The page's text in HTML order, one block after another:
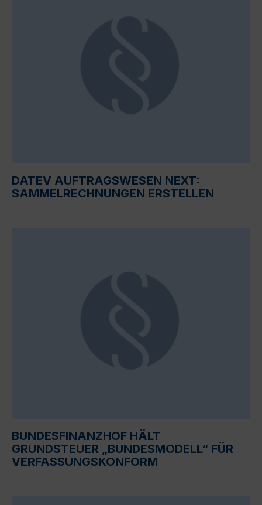
DATEV AUFTRAGSWESEN NEXT:
SAMMELRECHNUNGEN ERSTELLEN
BUNDESFINANZHOF HÄLT
GRUNDSTEUER „BUNDESMODELL“ FÜR
VERFASSUNGSKONFORM